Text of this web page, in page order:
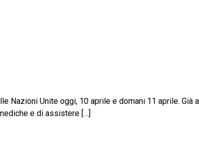
Nazioni Unite oggi, 10 aprile e domani 11 aprile. Già
e di assistere […]